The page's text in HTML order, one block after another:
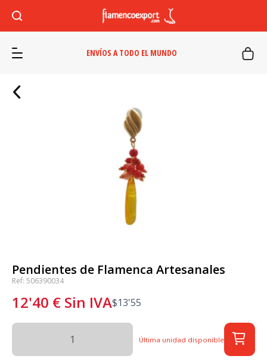
ENVÍOS A TODO EL MUNDO
Pendientes de Flamenca Artesanales
Ref: 506390034
12'40 € Sin IVA$13'55
Última unidad disponible